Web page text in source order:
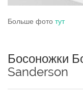
Больше фото тут
Босоножки
Sanderson